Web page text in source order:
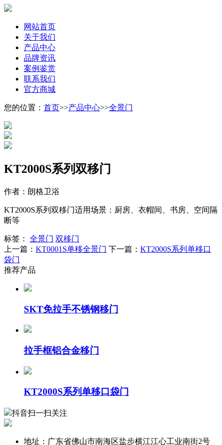
网站首页
关于我们
产品中心
品牌资讯
案例鉴赏
联系我们
官方商城
您的位置： 首页>>产品中心>>全景门
KT2000S系列双移门
作者：朗格卫浴
KT2000S系列双移门适用场景：厨房、衣帽间、书房、空间隔
断等
标签： 全景门 双移门
上一篇： KT0001S单移全景门 下一篇： KT2000S系列单移口
袋门
推荐产品
SKT免拉手不锈钢移门
拉手框铝合金移门
KT2000S系列单移口袋门
抖音扫一扫关注
地址：广东省佛山市南海区盐步横江江心工业南街2号